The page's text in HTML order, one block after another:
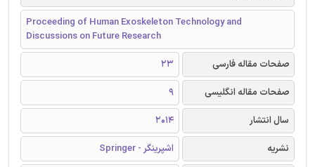
Proceeding of Human Exoskeleton Technology and
Discussions on Future Research
صفحات مقاله فارسی
23
صفحات مقاله انگلیسی
9
سال انتشار
2014
نشریه
اشپرینگر - Springer